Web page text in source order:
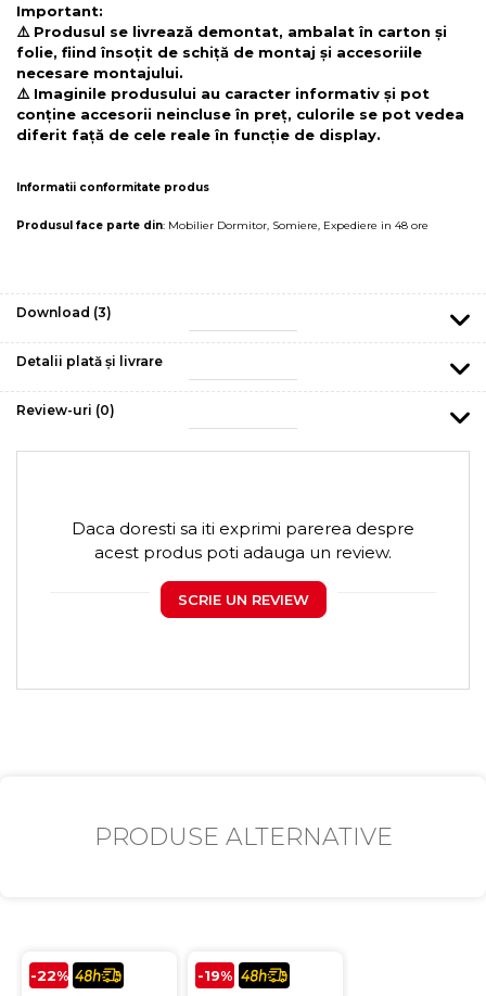
Important:
⚠️ Produsul se livrează demontat, ambalat în carton și
folie, fiind însoțit de schiță de montaj și accesoriile
necesare montajului.
⚠️ Imaginile produsului au caracter informativ și pot
conține accesorii neincluse în preț, culorile se pot vedea
diferit față de cele reale în funcție de display.
Informatii conformitate produs
Produsul face parte din: Mobilier Dormitor, Somiere, Expediere in 48 ore
Download (3)
Detalii plată și livrare
Review-uri (0)
Daca doresti sa iti exprimi parerea despre
acest produs poti adauga un review.
SCRIE UN REVIEW
PRODUSE ALTERNATIVE
-22% -19%